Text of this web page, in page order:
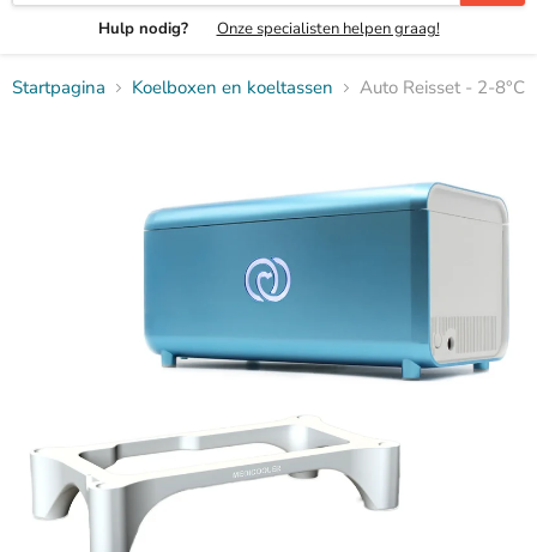
Hulp nodig? Onze specialisten helpen graag!
Startpagina Koelboxen en koeltassen Auto Reisset - 2-8°C